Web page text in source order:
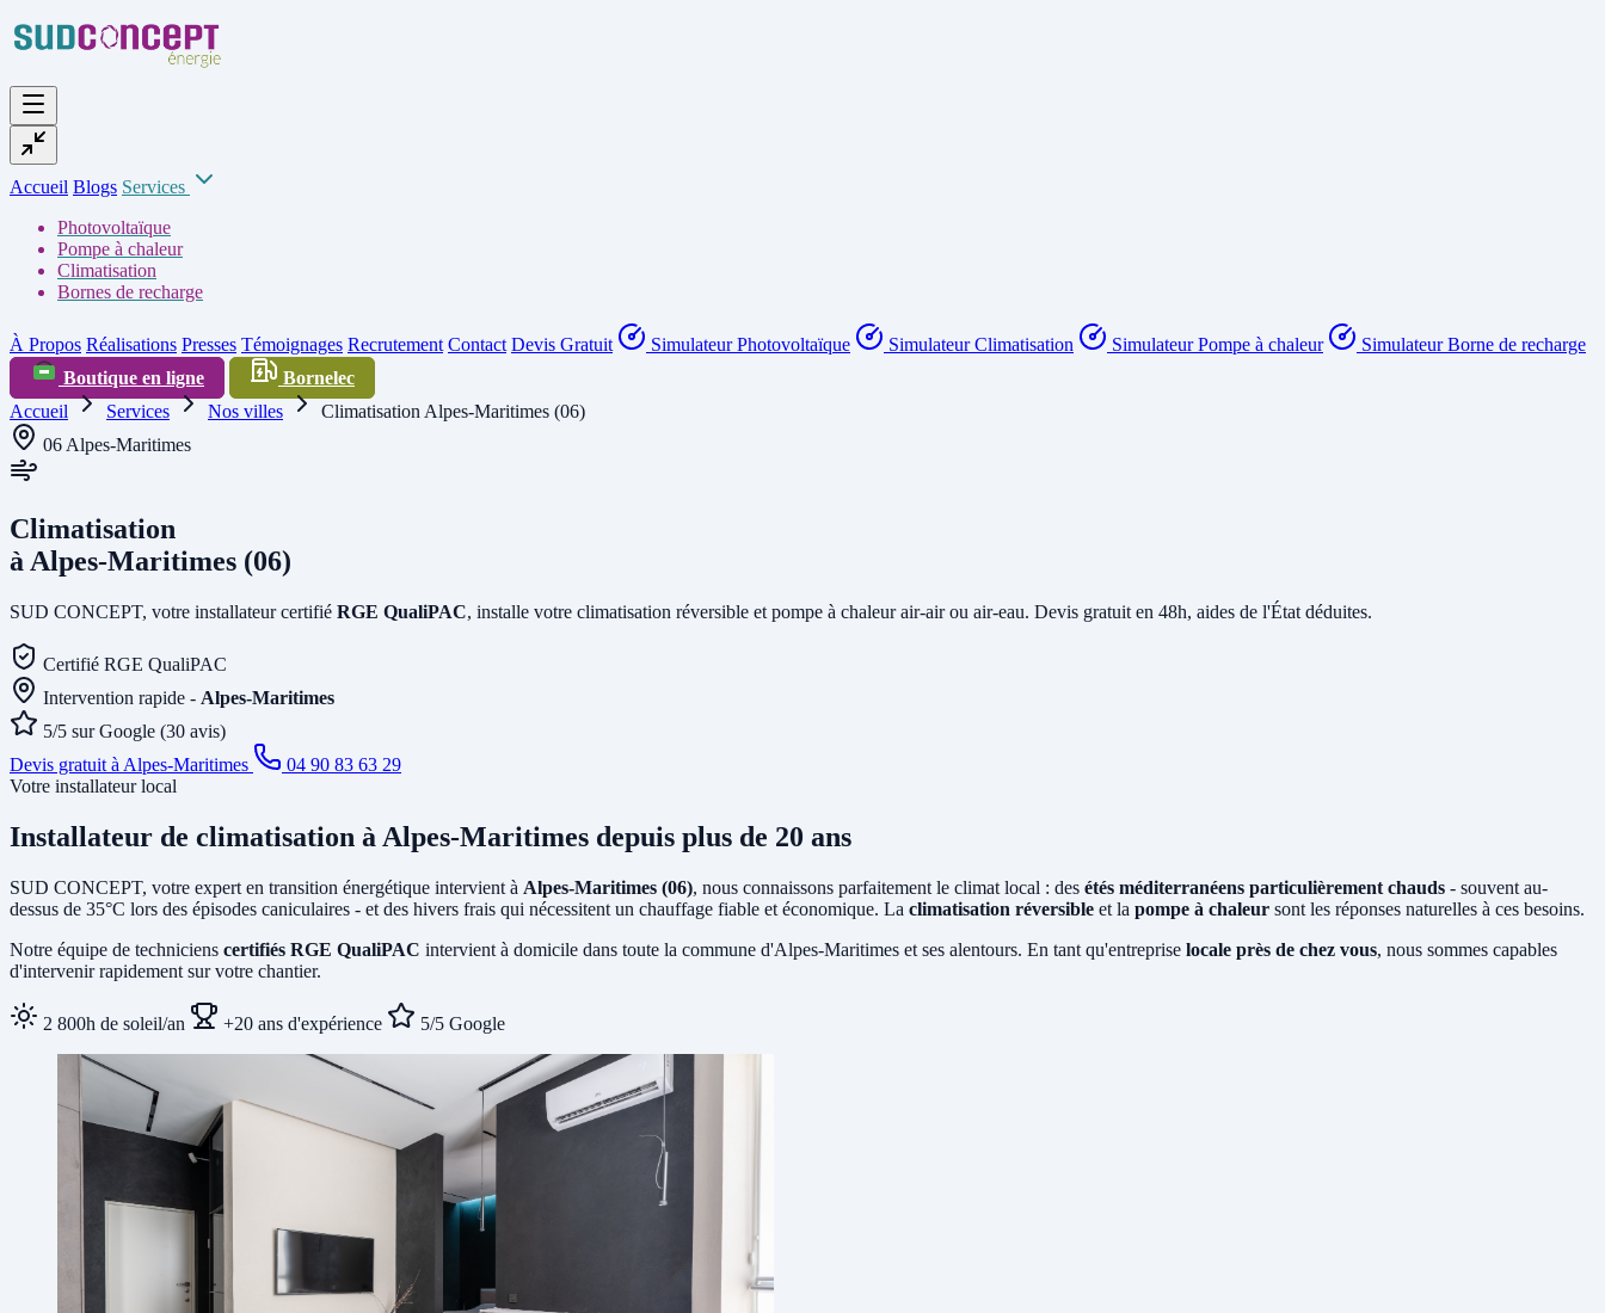
Accueil Blogs Services
Photovoltaïque
Pompe à chaleur
Climatisation
Bornes de recharge
À Propos Réalisations Presses Témoignages Recrutement Contact Devis Gratuit Simulateur Photovoltaïque Simulateur Climatisation Simulateur Pompe à chaleur
Simulateur Borne de recharge
Boutique en ligne
Bornelec
Accueil
Services Nos villes
Climatisation Alpes-Maritimes (06)
06 Alpes-Maritimes
Climatisation
à Alpes-Maritimes (06)
SUD CONCEPT, votre installateur certifié RGE QualiPAC, installe votre climatisation réversible et pompe à chaleur air-air ou air-eau. Devis gratuit en 48h, aides de l'État déduites.
Certifié RGE QualiPAC
Intervention rapide - Alpes-Maritimes
5/5 sur Google (30 avis)
Devis gratuit à Alpes-Maritimes
04 90 83 63 29
Votre installateur local
Installateur de climatisation à Alpes-Maritimes depuis plus de 20 ans
SUD CONCEPT, votre expert en transition énergétique intervient à Alpes-Maritimes (06), nous connaissons parfaitement le climat local : des étés méditerranéens particulièrement chauds - souvent au-
dessus de 35°C lors des épisodes caniculaires - et des hivers frais qui nécessitent un chauffage fiable et économique. La climatisation réversible et la pompe à chaleur sont les réponses naturelles à ces besoins.
Notre équipe de techniciens certifiés RGE QualiPAC intervient à domicile dans toute la commune d'Alpes-Maritimes et ses alentours. En tant qu'entreprise locale près de chez vous, nous sommes capables
d'intervenir rapidement sur votre chantier.
2 800h de soleil/an +20 ans d'expérience 5/5 Google